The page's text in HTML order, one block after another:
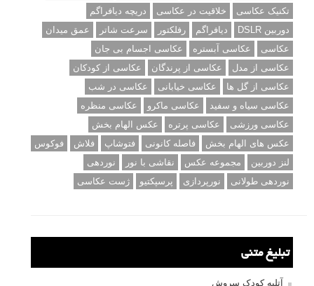
تکنیک عکاسی
خلاقیت در عکاسی
دریچه دیافراگم
دوربین DSLR
دیافراگم رفلکتور سرعت شاتر
عمق میدان
عکاسی
عکاسی آبستره
عکاسی اجسام بی جان
عکاسی از مدل
عکاسی از پرندگان
عکاسی از کودکان
عکاسی از گل ها
عکاسی خیابانی
عکاسی در شب
عکاسی سیاه و سفید
عکاسی ماکرو
عکاسی منظره
عکاسی ورزشی
عکاسی پرتره
عکس الهام بخش
عکس های الهام بخش
فاصله کانونی فتوشاپ فلاش
فوکوس
لنز دوربین
مجموعه عکس نقاشی با نور
نوردهی
نوردهی طولانی
نورپردازی پرسپکتیو ژست عکاسی
تبلیغ متنی
آتلیه کودک سروش